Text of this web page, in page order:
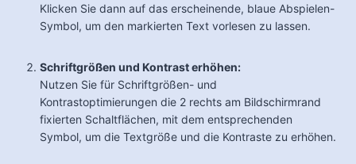
Klicken Sie dann auf das erscheinende, blaue Abspielen-
Symbol, um den markierten Text vorlesen zu lassen.
Schriftgrößen und Kontrast erhöhen:
Nutzen Sie für Schriftgrößen- und
Kontrastoptimierungen die 2 rechts am Bildschirmrand
fixierten Schaltflächen, mit dem entsprechenden
Symbol, um die Textgröße und die Kontraste zu erhöhen.